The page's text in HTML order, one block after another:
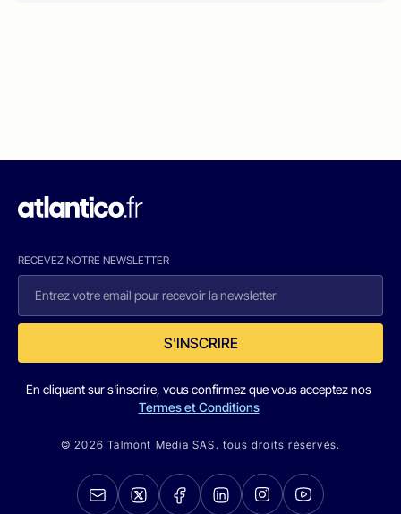
RECEVEZ NOTRE NEWSLETTER
S'INSCRIRE
En cliquant sur s'inscrire, vous confirmez que vous acceptez nos
Termes et Conditions
© 2026 Talmont Media SAS. tous droits réservés.